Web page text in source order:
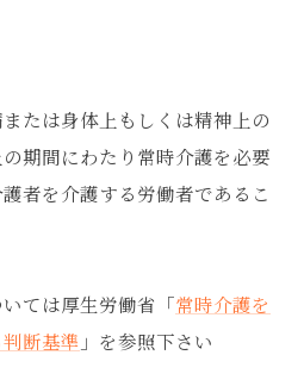
たは身体上もしくは精神上の
期間にわたり常時介護を必要
者を介護する労働者であるこ
ては厚生労働省「常時介護を
断基準 」を参照下さい